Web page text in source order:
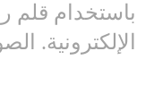
باستخدام
الإلكترونية.